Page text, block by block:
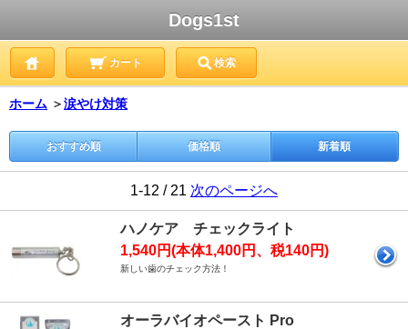
Dogs1st
カート 検索
ホーム ＞涙やけ対策
おすすめ順 価格順 新着順
1-12 / 21 次のページへ
ハノケア チェックライト
1,540円(本体1,400円、税140円)
新しい歯のチェック方法！
オーラバイオペースト Pro